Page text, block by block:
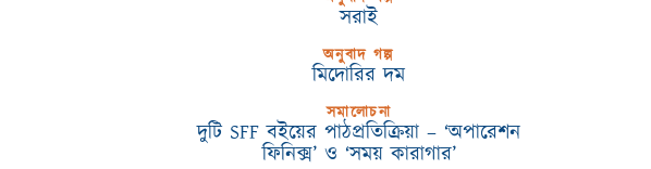
সরাই
অনুবাদ গল্প
মিদোরির দম
সমালোচনা
দুটি SFF বইয়ের পাঠপ্রতিক্রিয়া – ‘অপারেশন
ফিনিক্স’ ও ‘সময় কারাগার’